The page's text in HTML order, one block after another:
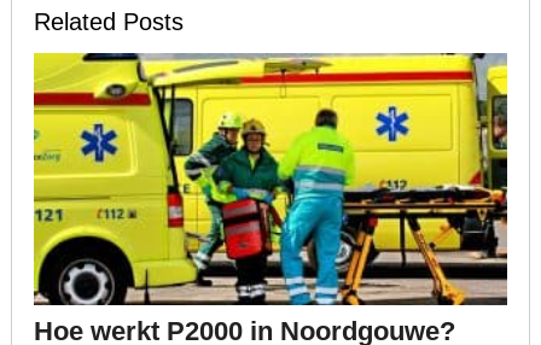
Related Posts
Hoe werkt P2000 in Noordgouwe?